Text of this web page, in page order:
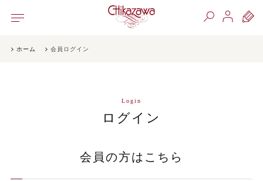
ホーム 会員ログイン
Login
ログイン
会員の方はこちら